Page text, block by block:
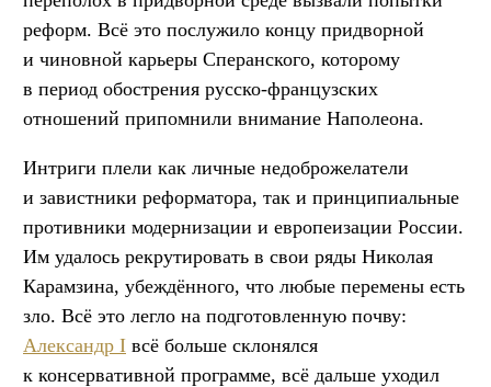
реформ. Всё это послужило концу придворной
и чиновной карьеры Сперанского, которому
в период обострения русско-французских
отношений припомнили внимание Наполеона.
Интриги плели как личные недоброжелатели
и завистники реформатора, так и принципиальные
противники модернизации и европеизации России.
Им удалось рекрутировать в свои ряды Николая
Карамзина, убеждённого, что любые перемены есть
зло. Всё это легло на подготовленную почву:
Александр I всё больше склонялся
к консервативной программе, всё дальше уходил